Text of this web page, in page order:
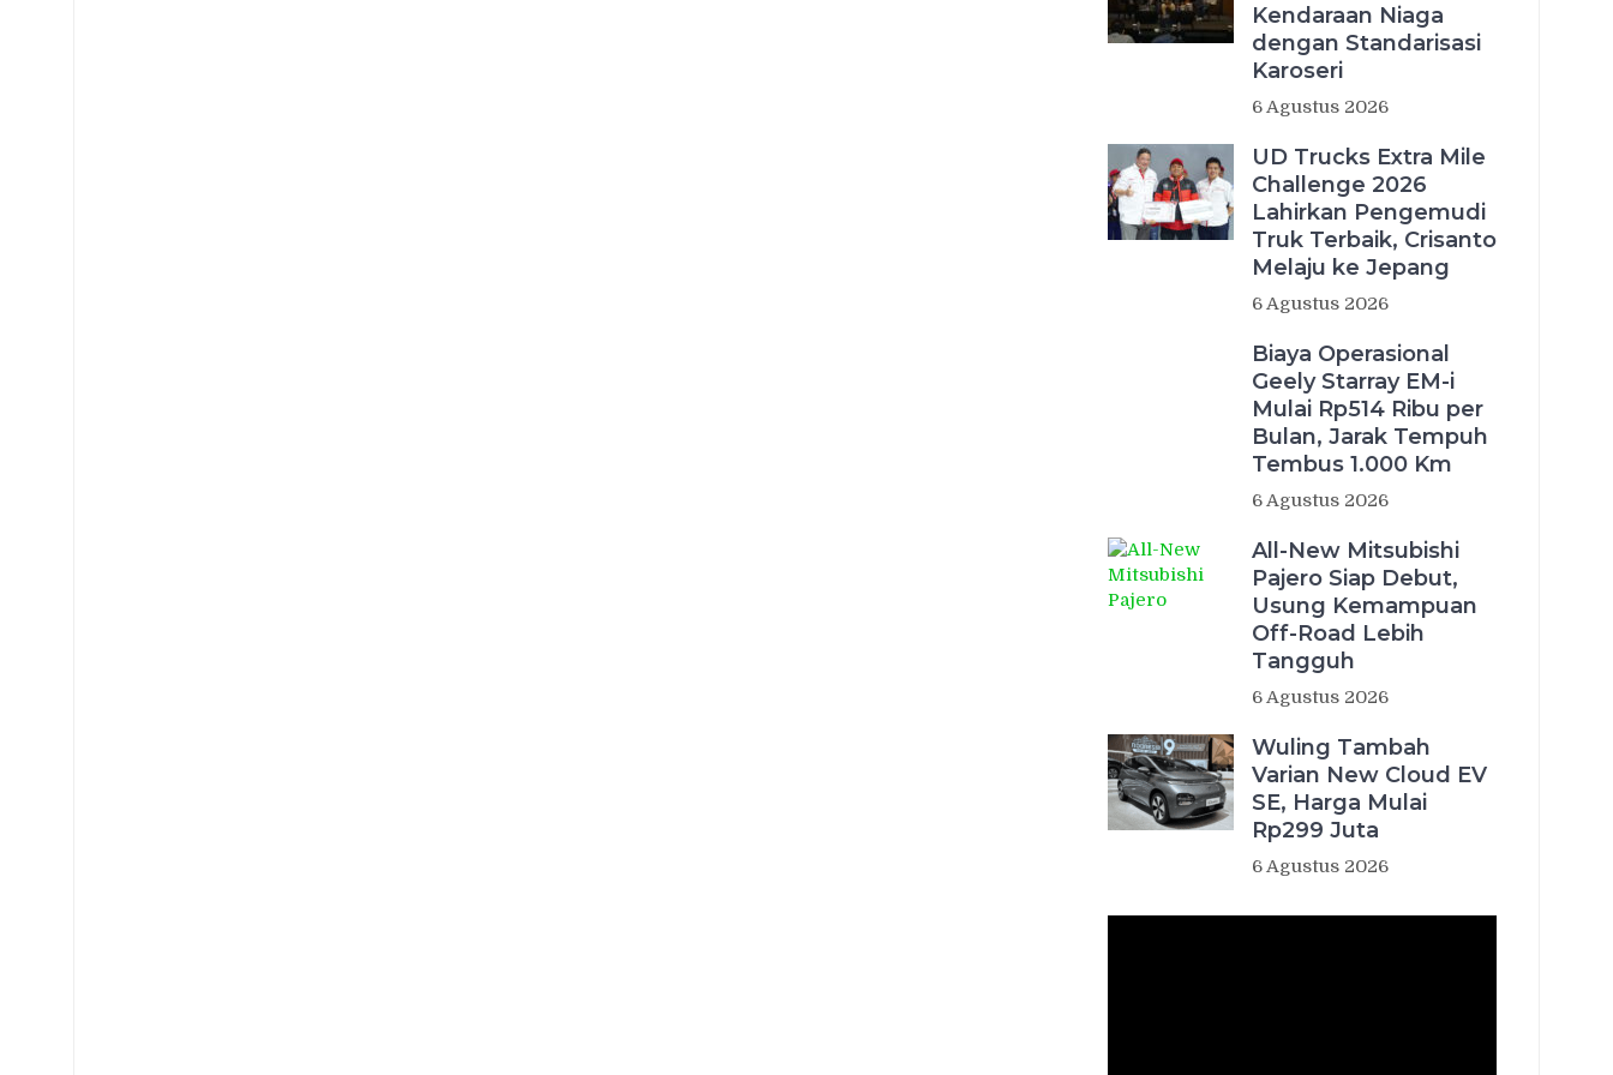
Kendaraan Niaga
dengan Standarisasi
Karoseri
6 Agustus 2026
UD Trucks Extra Mile
Challenge 2026
Lahirkan Pengemudi
Truk Terbaik, Crisanto
Melaju ke Jepang
6 Agustus 2026
Biaya Operasional
Geely Starray EM-i
Mulai Rp514 Ribu per
Bulan, Jarak Tempuh
Tembus 1.000 Km
6 Agustus 2026
All-New Mitsubishi
Pajero Siap Debut,
Usung Kemampuan
Off-Road Lebih
Tangguh
6 Agustus 2026
Wuling Tambah
Varian New Cloud EV
SE, Harga Mulai
Rp299 Juta
6 Agustus 2026